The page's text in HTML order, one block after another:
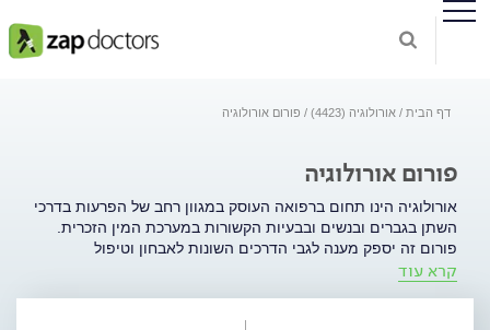
דף הבית אורולוגיה (4423) פורום אורולוגיה
פורום אורולוגיה
אורולוגיה הינו תחום ברפואה העוסק במגוון רחב של הפרעות בדרכי
השתן בגברים ובנשים ובבעיות הקשורות במערכת המין הזכרית.
פורום זה יספק מענה לגבי הדרכים השונות לאבחון וטיפול
בתופעות הקשורות למגוון רחב של בעיות אורולוגיות: אורולוגיה
קרא עוד